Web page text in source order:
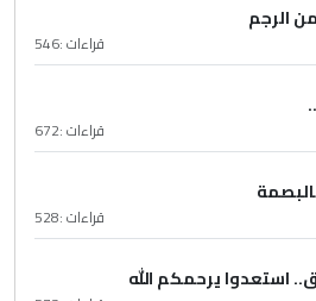
الرجم
قراءات :546
قراءات :672
قراءات :528
استعدوا يرحمكم الله